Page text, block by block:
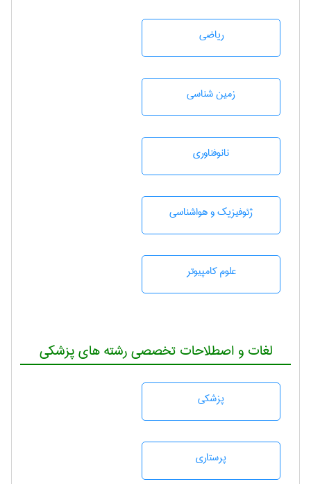
رياضی
زمين شناسی
نانوفناوری
ژئوفيزيك و هواشناسی
علوم کامپیوتر
لغات و اصطلاحات تخصصی رشته های پزشکی
پزشكی
پرستاری